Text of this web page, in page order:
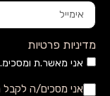
מדיניות פרטיות
אני מאשר.ת
אני מסכים/ה לקבל